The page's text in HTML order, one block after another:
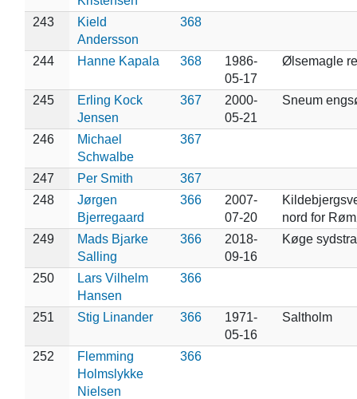
243
Kield
Andersson
368
244 Hanne Kapala 368
1986-
05-17
Ølsemagle
245
Erling Kock
Jensen
367
2000-
05-21
Sneum
246
Michael
Schwalbe
367
247 Per Smith
367
248
Jørgen
Bjerregaard
366
2007-
07-20
nord for
249
Mads Bjarke
Salling
366
2018-
09-16
Køge
250
Lars Vilhelm
Hansen
366
251 Stig Linander 366
1971-
05-16
Saltholm
252
Flemming
Holmslykke
Nielsen
366